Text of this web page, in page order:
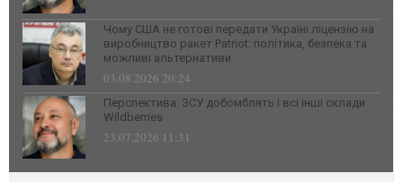
Чому США не готові передати Україні ліцензію на
виробництво ракет Patriot: політика, безпека та
можливі альтернативи
03.08.2026 20:24
Перспектива: ЗСУ добомблять і всі інші склади
Wildberries
23.07.2026 11:31